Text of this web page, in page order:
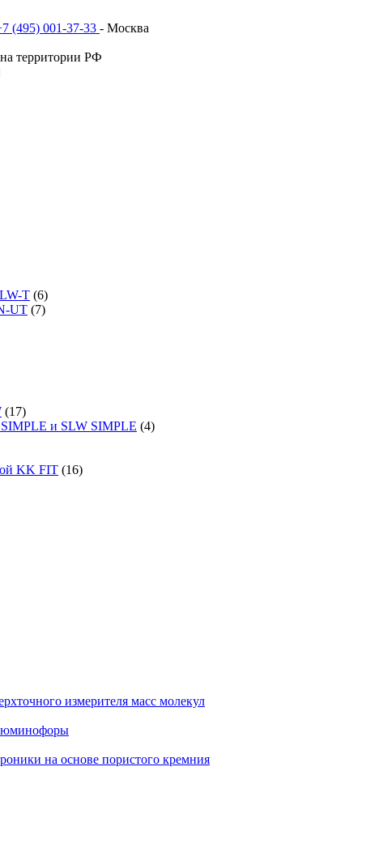
(495) 001-37-33 - Москва
территории РФ
T (6)
UT (7)
(17)
и SLW SIMPLE (4)
KK FIT (16)
измерителя масс молекул
на основе пористого кремния